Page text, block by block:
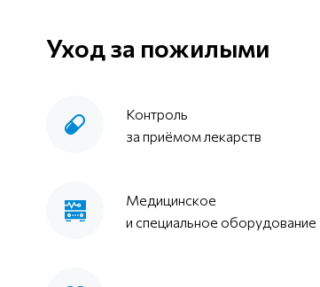
Уход за пожилыми
Контроль
за приёмом лекарств
Медицинское
и специальное оборудование